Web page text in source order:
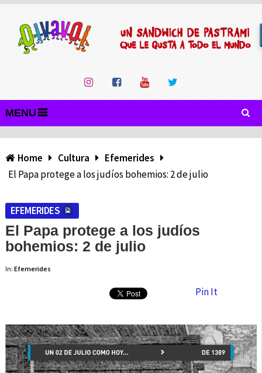
MENU
Home Cultura
Efemerides
El Papa protege a los judíos bohemios: 2 de julio
EFEMERIDES
El Papa protege a los judíos
bohemios: 2 de julio
In: Efemerides
Pin It